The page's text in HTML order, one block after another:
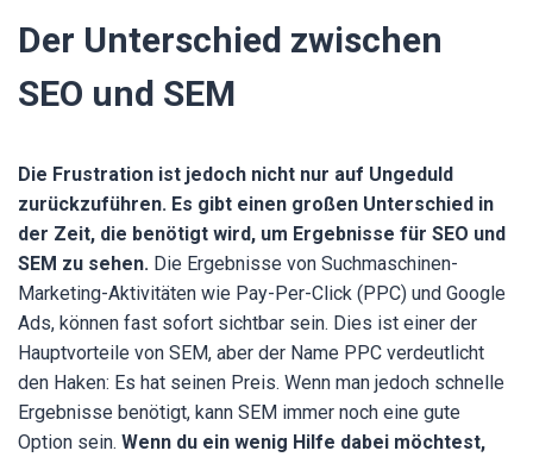
Der Unterschied zwischen
SEO und SEM
Die Frustration ist jedoch nicht nur auf Ungeduld
zurückzuführen. Es gibt einen großen Unterschied in
der Zeit, die benötigt wird, um Ergebnisse für SEO und
SEM zu sehen. Die Ergebnisse von Suchmaschinen-
Marketing-Aktivitäten wie Pay-Per-Click (PPC) und Google
Ads, können fast sofort sichtbar sein. Dies ist einer der
Hauptvorteile von SEM, aber der Name PPC verdeutlicht
den Haken: Es hat seinen Preis. Wenn man jedoch schnelle
Ergebnisse benötigt, kann SEM immer noch eine gute
Option sein. Wenn du ein wenig Hilfe dabei möchtest,